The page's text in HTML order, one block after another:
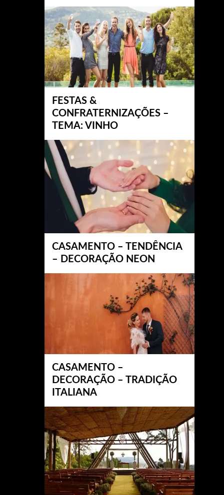
FESTAS &
CONFRATERNIZAÇÕES –
TEMA: VINHO
CASAMENTO – TENDÊNCIA
– DECORAÇÃO NEON
CASAMENTO –
DECORAÇÃO – TRADIÇÃO
ITALIANA